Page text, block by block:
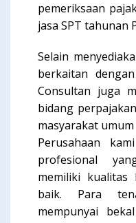
pemeriksaan
jasa SPT tahunan
Selain
berkaitan
Consultan juga
bidang
masyarakat
Perusahaan
profesional
memiliki kualitas
baik. Para
mempunyai